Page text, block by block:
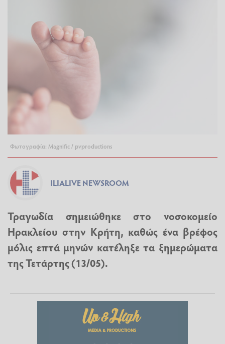
Φωτογραφία: Magnific / pvproductions
ILIALIVE NEWSROOM
Τραγωδία σημειώθηκε στο νοσοκομείο
Ηρακλείου στην Κρήτη, καθώς ένα βρέφος
μόλις επτά μηνών κατέληξε τα ξημερώματα
της Τετάρτης (13/05).